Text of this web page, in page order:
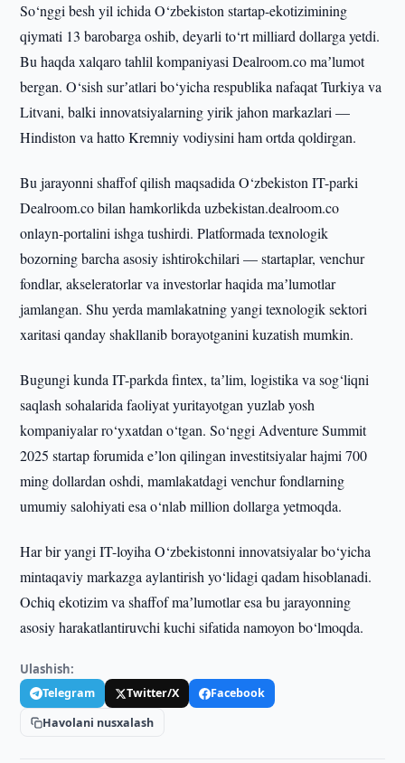
So‘nggi besh yil ichida O‘zbekiston startap-ekotizimining
qiymati 13 barobarga oshib, deyarli to‘rt milliard dollarga yetdi.
Bu haqda xalqaro tahlil kompaniyasi Dealroom.co maʼlumot
bergan. O‘sish surʼatlari bo‘yicha respublika nafaqat Turkiya va
Litvani, balki innovatsiyalarning yirik jahon markazlari —
Hindiston va hatto Kremniy vodiysini ham ortda qoldirgan.
Bu jarayonni shaffof qilish maqsadida O‘zbekiston IT-parki
Dealroom.co bilan hamkorlikda uzbekistan.dealroom.co
onlayn-portalini ishga tushirdi. Platformada texnologik
bozorning barcha asosiy ishtirokchilari — startaplar, venchur
fondlar, akseleratorlar va investorlar haqida maʼlumotlar
jamlangan. Shu yerda mamlakatning yangi texnologik sektori
xaritasi qanday shakllanib borayotganini kuzatish mumkin.
Bugungi kunda IT-parkda fintex, taʼlim, logistika va sog‘liqni
saqlash sohalarida faoliyat yuritayotgan yuzlab yosh
kompaniyalar ro‘yxatdan o‘tgan. So‘nggi Adventure Summit
2025 startap forumida eʼlon qilingan investitsiyalar hajmi 700
ming dollardan oshdi, mamlakatdagi venchur fondlarning
umumiy salohiyati esa o‘nlab million dollarga yetmoqda.
Har bir yangi IT-loyiha O‘zbekistonni innovatsiyalar bo‘yicha
mintaqaviy markazga aylantirish yo‘lidagi qadam hisoblanadi.
Ochiq ekotizim va shaffof maʼlumotlar esa bu jarayonning
asosiy harakatlantiruvchi kuchi sifatida namoyon bo‘lmoqda.
Ulashish:
Telegram Twitter/X
Facebook
Havolani nusxalash